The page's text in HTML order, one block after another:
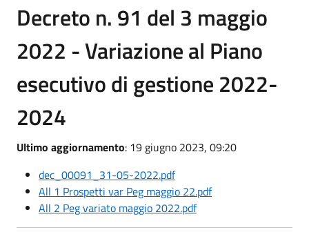
Decreto n. 91 del 3 maggio
2022 - Variazione al Piano
esecutivo di gestione 2022-
2024
Ultimo aggiornamento: 19 giugno 2023, 09:20
dec_00091_31-05-2022.pdf
All 1 Prospetti var Peg maggio 22.pdf
All 2 Peg variato maggio 2022.pdf